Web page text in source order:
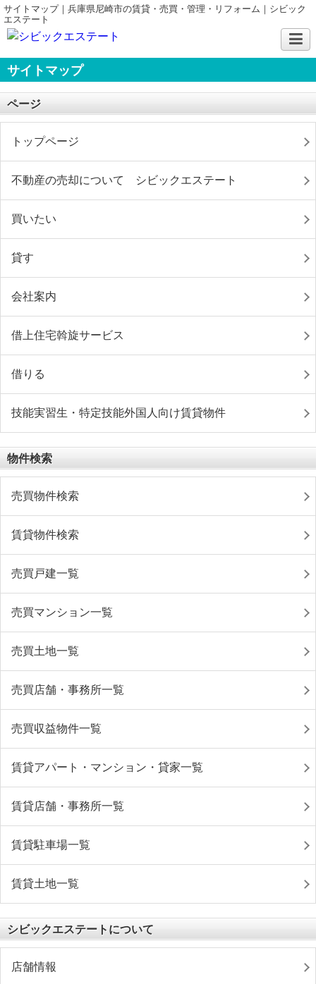
サイトマップ｜兵庫県尼崎市の賃貸・売買・管理・リフォーム｜シビック
エステート
サイトマップ
ページ
トップページ
不動産の売却について シビックエステート
買いたい
貸す
会社案内
借上住宅斡旋サービス
借りる
技能実習生・特定技能外国人向け賃貸物件
物件検索
売買物件検索
賃貸物件検索
売買戸建一覧
売買マンション一覧
売買土地一覧
売買店舗・事務所一覧
売買収益物件一覧
賃貸アパート・マンション・貸家一覧
賃貸店舗・事務所一覧
賃貸駐車場一覧
賃貸土地一覧
シビックエステートについて
店舗情報